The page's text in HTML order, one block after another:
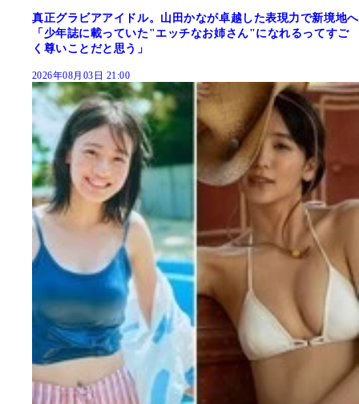
真正グラビアアイドル。山田かなが卓越した表現力で新境地へ
「少年誌に載っていた"エッチなお姉さん"になれるってすご
く尊いことだと思う」
2026年08月03日 21:00